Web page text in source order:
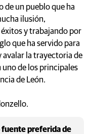
de un pueblo que ha
ilusión,
y trabajando por
que ha servido para
la trayectoria de
uno de los principales
de León.
fuente preferida de